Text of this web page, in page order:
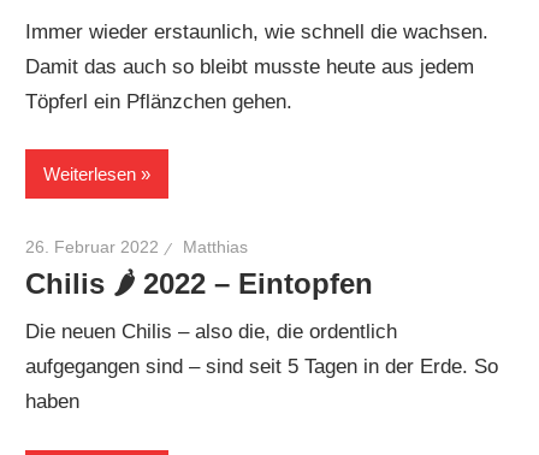
Immer wieder erstaunlich, wie schnell die wachsen.
Damit das auch so bleibt musste heute aus jedem
Töpferl ein Pflänzchen gehen.
Weiterlesen
26. Februar 2022 Matthias
Chilis 🌶 2022 – Eintopfen
Die neuen Chilis – also die, die ordentlich
aufgegangen sind – sind seit 5 Tagen in der Erde. So
haben